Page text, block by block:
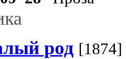
род [1874]